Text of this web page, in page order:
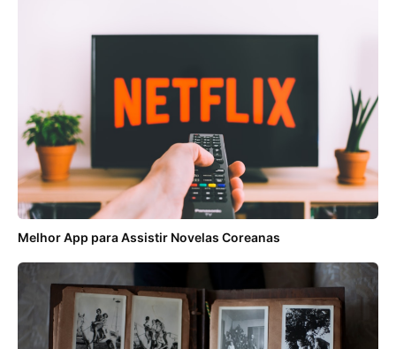
Melhor App para Assistir Novelas Coreanas